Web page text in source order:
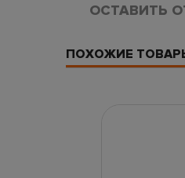
ОСТАВИТЬ
ПОХОЖИЕ